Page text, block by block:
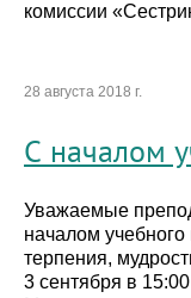
комиссии
28 августа 2018 г.
С началом
Уважаемые
началом
терпения,
3 сентября в 15:00